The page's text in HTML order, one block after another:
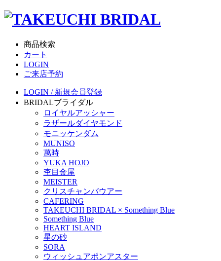
商品検索
カート
LOGIN
ご来店予約
LOGIN / 新規会員登録
BRIDALブライダル
ロイヤルアッシャー
ラザールダイヤモンド
モニッケンダム
MUNISO
萬時
YUKA HOJO
杢目金屋
MEISTER
クリスチャンバウアー
CAFERING
TAKEUCHI BRIDAL × Something Blue
Something Blue
HEART ISLAND
星の砂
SORA
ウィッシュアポンアスター